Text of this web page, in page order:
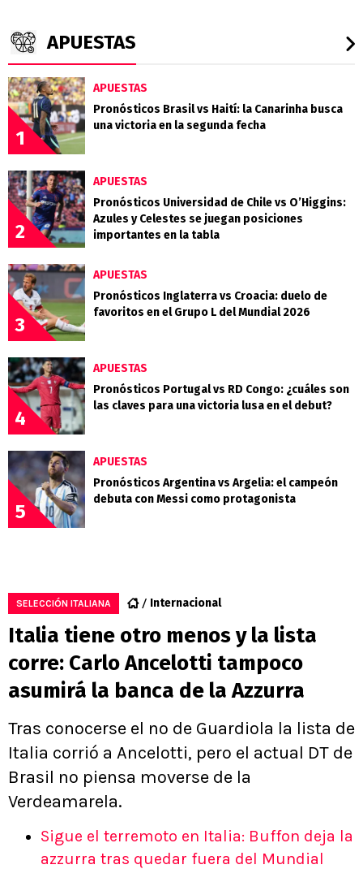
APUESTAS
1
APUESTAS
Pronósticos Brasil vs Haití: la Canarinha busca
una victoria en la segunda fecha
2
APUESTAS
Pronósticos Universidad de Chile vs O’Higgins:
Azules y Celestes se juegan posiciones
importantes en la tabla
3
APUESTAS
Pronósticos Inglaterra vs Croacia: duelo de
favoritos en el Grupo L del Mundial 2026
4
APUESTAS
Pronósticos Portugal vs RD Congo: ¿cuáles son
las claves para una victoria lusa en el debut?
5
APUESTAS
Pronósticos Argentina vs Argelia: el campeón
debuta con Messi como protagonista
SELECCIÓN ITALIANA Internacional
Italia tiene otro menos y la lista
corre: Carlo Ancelotti tampoco
asumirá la banca de la Azzurra
Tras conocerse el no de Guardiola la lista de
Italia corrió a Ancelotti, pero el actual DT de
Brasil no piensa moverse de la
Verdeamarela.
Sigue el terremoto en Italia: Buffon deja la
azzurra tras quedar fuera del Mundial